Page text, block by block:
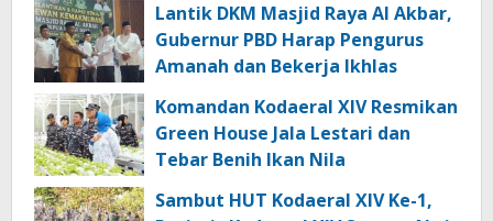
Lantik DKM Masjid Raya Al Akbar,
Gubernur PBD Harap Pengurus
Amanah dan Bekerja Ikhlas
Komandan Kodaeral XIV Resmikan
Green House Jala Lestari dan
Tebar Benih Ikan Nila
Sambut HUT Kodaeral XIV Ke-1,